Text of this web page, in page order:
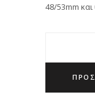
48/53mm